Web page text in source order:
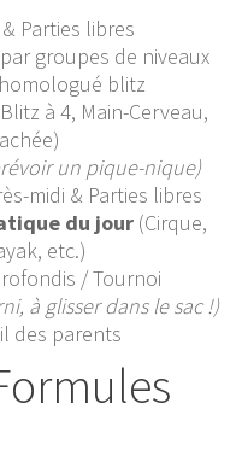
Parties libres
groupes de niveaux
blitz
à 4, Main-Cerveau,
un pique-nique)
midi & Parties libres
du jour (Cirque,
etc.)
/ Tournoi
à glisser dans le sac !)
des parents